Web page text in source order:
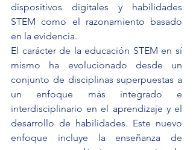
dispositivos digitales y habilidades
STEM como el razonamiento basado
en la evidencia.
El carácter de la educación STEM en sí
mismo ha evolucionado desde un
conjunto de disciplinas superpuestas a
un enfoque más integrado e
interdisciplinario en el aprendizaje y el
desarrollo de habilidades. Este nuevo
enfoque incluye la enseñanza de